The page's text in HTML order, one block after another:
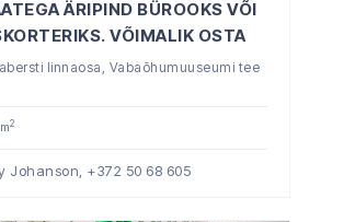
ÄRIPIND BÜROOKS VÕI
VÕIMALIK OSTA
linnaosa, Vabaõhumuuseumi tee
2
Johanson, +372 50 68 605